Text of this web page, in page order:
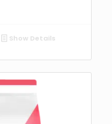
Show Details